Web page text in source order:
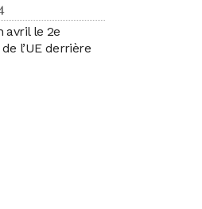
avril le 2e
l’UE derrière